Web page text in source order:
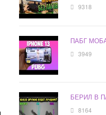
9318
ПАБГ
3949
БЕРИЛ В
8164